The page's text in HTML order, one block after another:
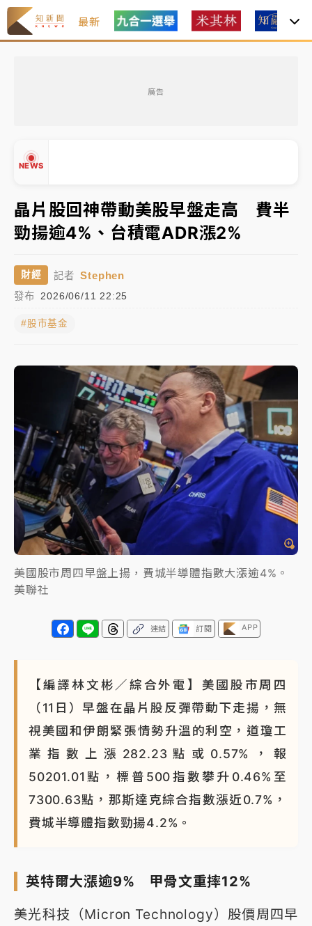
最新
廣告
NEWS
中信慈善基金會想增加董事人數！辜仲諒向法院聲請遭
駁 理由曝光
故宮《龍藏經》特展第2檔！今線上預約開賣一度塞車
周六起展出延長至晚上7時
台東農業處長涉圖利渡假村！東檢抗告成功 今重開羈
父親節泡湯了！中颱白海豚雨彈轟3天 「紅到發紫」降
雨熱區曝
暑假過三周才推「E宿新北打卡趣」！抽獎程序複雜 觀
旅局回應了
中信慈善基金會想增加董事人數！辜仲諒向法院聲請遭
駁 理由曝光
故宮《龍藏經》特展第2檔！今線上預約開賣一度塞車
周六起展出延長至晚上7時
台東農業處長涉圖利渡假村！東檢抗告成功 今重開羈
押庭
父親節泡湯了！中颱白海豚雨彈轟3天 「紅到發紫」降
雨熱區曝
晶片股回神帶動美股早盤走高 費半
勁揚逾4%、台積電ADR漲2%
財經 記者 Stephen
發布 2026/06/11 22:25
#股市基金
美國股市周四早盤上揚，費城半導體指數大漲逾4%。
美聯社
連結 訂閱 APP
【編譯林文彬／綜合外電】美國股市周四
（11日）早盤在晶片股反彈帶動下走揚，無
視美國和伊朗緊張情勢升溫的利空，道瓊工
業指數上漲282.23點或0.57%，報
50201.01點，標普500指數攀升0.46%至
7300.63點，那斯達克綜合指數漲近0.7%，
費城半導體指數勁揚4.2%。
英特爾大漲逾9% 甲骨文重摔12%
美光科技（Micron Technology）股價周四早